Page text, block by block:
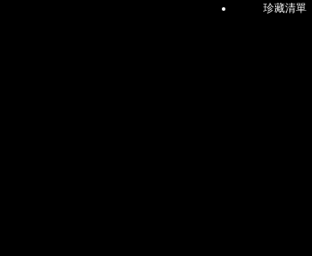
珍藏清單